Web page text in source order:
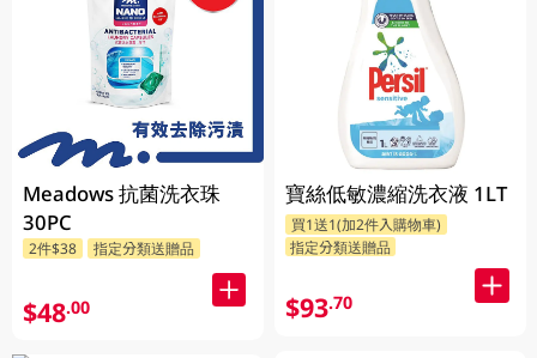
Meadows 抗菌洗衣珠
30PC
2件$38 指定分類送贈品
$48.00
寶絲低敏濃縮洗衣液 1LT
買1送1(加2件入購物車)
指定分類送贈品
$93.70